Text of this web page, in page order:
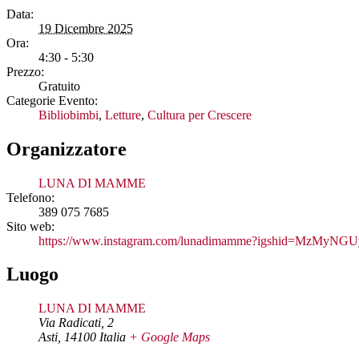
Data:
19 Dicembre 2025
Ora:
4:30 - 5:30
Prezzo:
Gratuito
Categorie Evento:
Bibliobimbi, Letture, Cultura per Crescere
Organizzatore
LUNA DI MAMME
Telefono:
389 075 7685
Sito web:
https://www.instagram.com/
Luogo
LUNA DI MAMME
Via Radicati, 2
Asti 14100 Italia + Google Maps